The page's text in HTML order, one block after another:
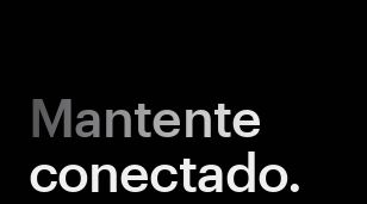
Mantente
conectado.